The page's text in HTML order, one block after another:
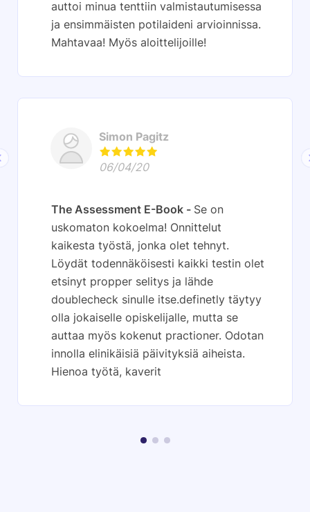
auttoi minua tenttiin valmistautumisessa
ja ensimmäisten potilaideni arvioinnissa.
Mahtavaa! Myös aloittelijoille!
Simon Pagitz
06/04/20
The Assessment E-Book
Se on
uskomaton kokoelma! Onnittelut
kaikesta työstä, jonka olet tehnyt.
Löydät todennäköisesti kaikki testin olet
etsinyt propper selitys ja lähde
doublecheck sinulle itse.definetly täytyy
olla jokaiselle opiskelijalle, mutta se
auttaa myös kokenut practioner. Odotan
innolla elinikäisiä päivityksiä aiheista.
Hienoa työtä, kaverit